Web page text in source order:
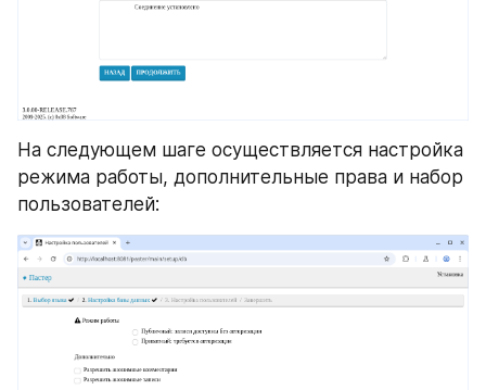
На следующем шаге осуществляется настройка
режима работы, дополнительные права и набор
пользователей: